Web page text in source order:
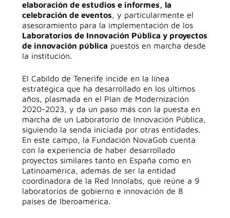
elaboración de estudios e informes, la
celebración de eventos, y particularmente el
asesoramiento para la implementación de los
Laboratorios de Innovación Pública y proyectos
de innovación pública puestos en marcha desde
la institución.
El Cabildo de Tenerife incide en la línea
estratégica que ha desarrollado en los últimos
años, plasmada en el Plan de Modernización
2020-2023, y da un paso más con la puesta en
marcha de un Laboratorio de Innovación Pública,
siguiendo la senda iniciada por otras entidades.
En este campo, la Fundación NovaGob cuenta
con la experiencia de haber desarrollado
proyectos similares tanto en España como en
Latinoamérica, además de ser la entidad
coordinadora de la Red Innolabs, que reúne a 9
laboratorios de gobierno e innovación de 8
países de Iberoamérica.